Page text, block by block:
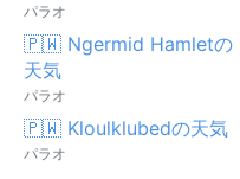
パラオ
🇵🇼 Ngermid Hamletの
天気
パラオ
🇵🇼 Kloulklubedの天気
パラオ